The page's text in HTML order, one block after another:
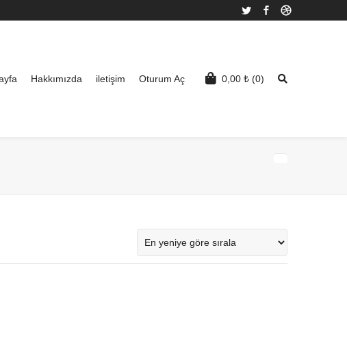
Twitter Facebook
0,00 ₺ (0)
Hakkımızda iletişim Oturum Aç